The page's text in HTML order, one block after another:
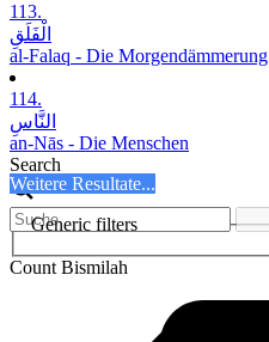
113.
الْفَلَقِ
al-Falaq - Die Morgendämmerung
114.
النَّاسِ
an-Nās - Die Menschen
Search
Weitere Resultate...
Generic filters
Count Bismilah